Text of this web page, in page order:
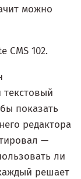
можно
CMS 102.
показать
редактора
—
ли
решает